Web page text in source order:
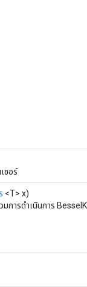
ซอร์
<T> x)
การดำเนินการ